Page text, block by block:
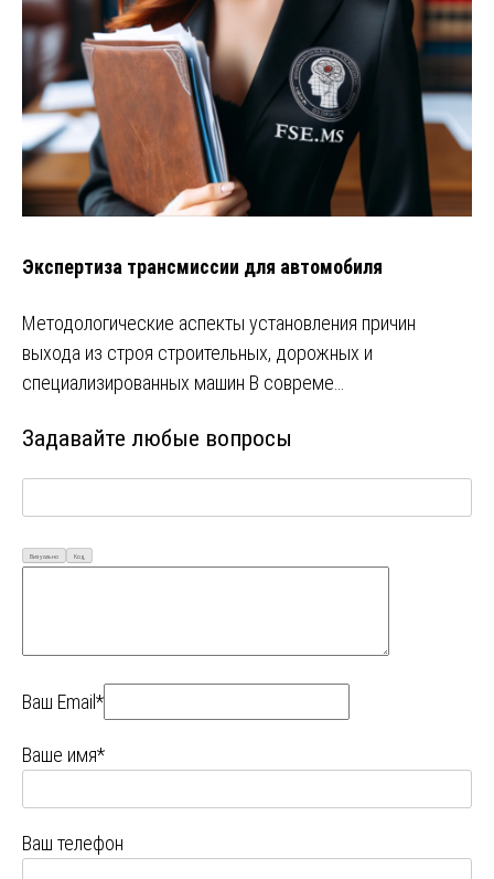
Экспертиза трансмиссии для автомобиля
Методологические аспекты установления причин
выхода из строя строительных, дорожных и
специализированных машин В совреме…
Задавайте любые вопросы
Визуально Код
Ваш Email*
Ваше имя*
Ваш телефон